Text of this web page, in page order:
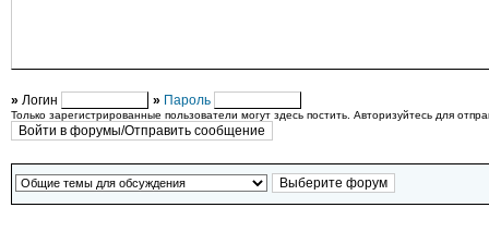
» Логин » Пароль
Только зарегистрированные пользователи могут здесь постить. Авторизуйтесь для